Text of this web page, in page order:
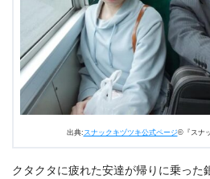
出典: スナックキヅツキ公式ページ©『スナ
クタクタに疲れた安達が帰りに乗った